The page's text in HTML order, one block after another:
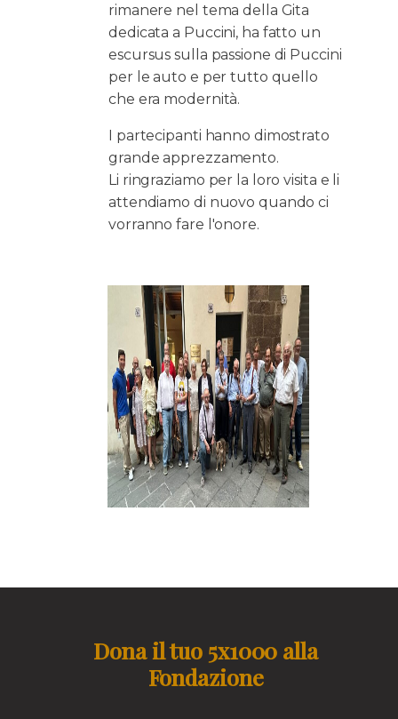
rimanere nel tema della Gita
dedicata a Puccini, ha fatto un
escursus sulla passione di Puccini
per le auto e per tutto quello
che era modernità.
I partecipanti hanno dimostrato
grande apprezzamento.
Li ringraziamo per la loro visita e li
attendiamo di nuovo quando ci
vorranno fare l'onore.
Dona il tuo 5x1000 alla
Fondazione